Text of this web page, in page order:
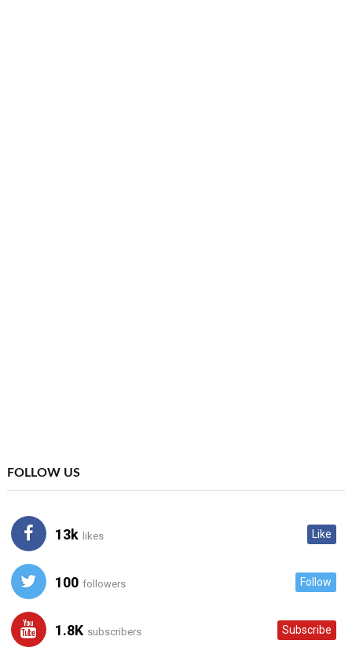
FOLLOW US
13k likes Like
100 followers Follow
1.8K subscribers Subscribe